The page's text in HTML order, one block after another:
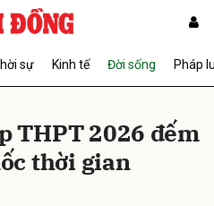
sự Kinh tế Đời sống Pháp
THPT 2026 đếm
thời gian